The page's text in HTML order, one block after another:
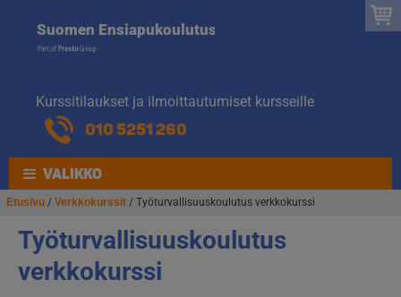
navigointiin
sisältöön
Suomen EnsiapukoulutusSuomen
Kurssitilaukset ja ilmoittautumiset kursseille
010 5251 260
VALIKKO
Etusivu / Verkkokurssit / Työturvallisuuskoulutus verkkokurssi
Työturvallisuuskoulutus
verkkokurssi